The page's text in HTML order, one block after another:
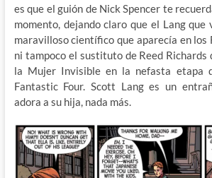
es que el guión de Nick Spencer te
momento, dejando claro que el Lang que
maravilloso científico que aparecía en
ni tampoco el sustituto de Reed Richards
la Mujer Invisible en la nefasta etapa
Fantastic Four. Scott Lang es un
adora a su hija, nada más.